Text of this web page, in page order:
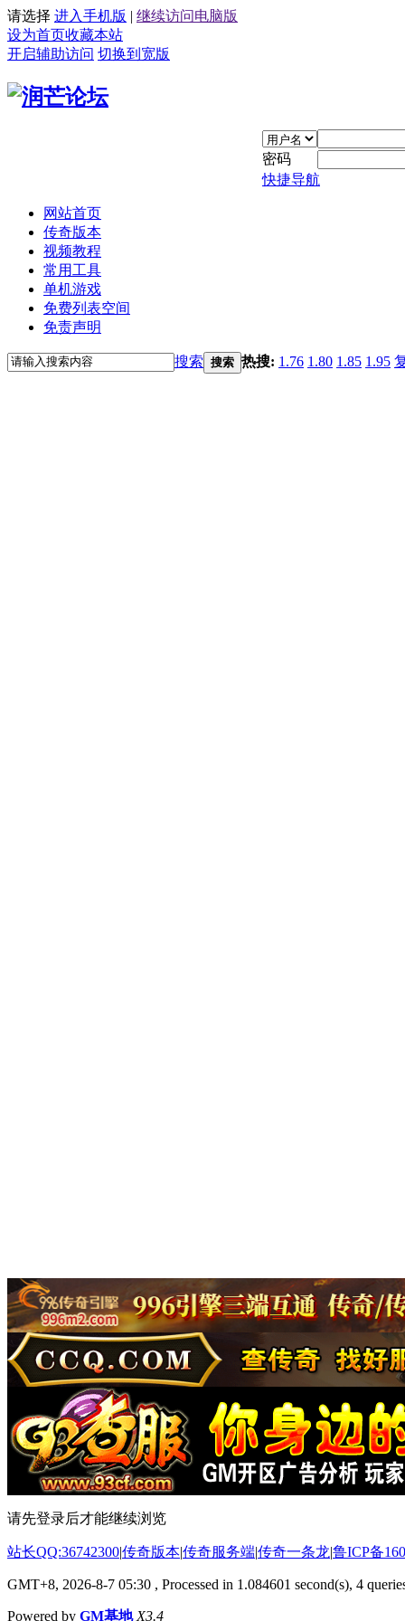
请选择 进入手机版 | 继续访问电脑版
设为首页收藏本站
开启辅助访问 切换到宽版
密码
快捷导航
网站首页
传奇版本
视频教程
常用工具
单机游戏
免费列表空间
免责声明
搜索 搜索 热搜: 1.76 1.80 1.85 1.95
请先登录后才能继续浏览
站长QQ:36742300|传奇版本|传奇服务端|传奇一条龙|鲁ICP备
GMT+8, 2026-8-7 05:30 , Processed in 1.084601 second(s), 4
Powered by GM基地 X3.4